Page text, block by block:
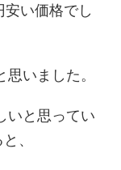
い価格でし
いました。
いと思ってい
、